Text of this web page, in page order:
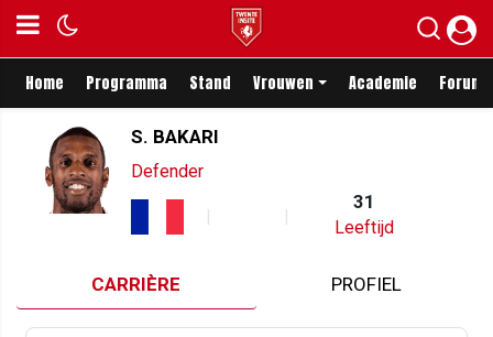
Home Programma Stand Vrouwen Academie Forum
S. BAKARI
Defender
31
Leeftijd
CARRIÈRE PROFIEL